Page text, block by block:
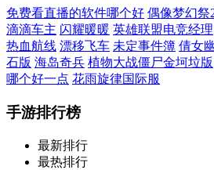
免费看直播的软件哪个好 偶像梦幻祭
滴滴车主 闪耀暖暖 英雄联盟电竞经理
热血航线 漂移飞车 未定事件簿 倩女
石版 海岛奇兵 植物大战僵尸金坷垃版
哪个好一点 花雨旋律国际服
手游排行榜
最新排行
最热排行